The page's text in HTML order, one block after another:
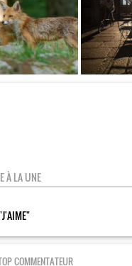
À LA UNE
COMMENTATEUR